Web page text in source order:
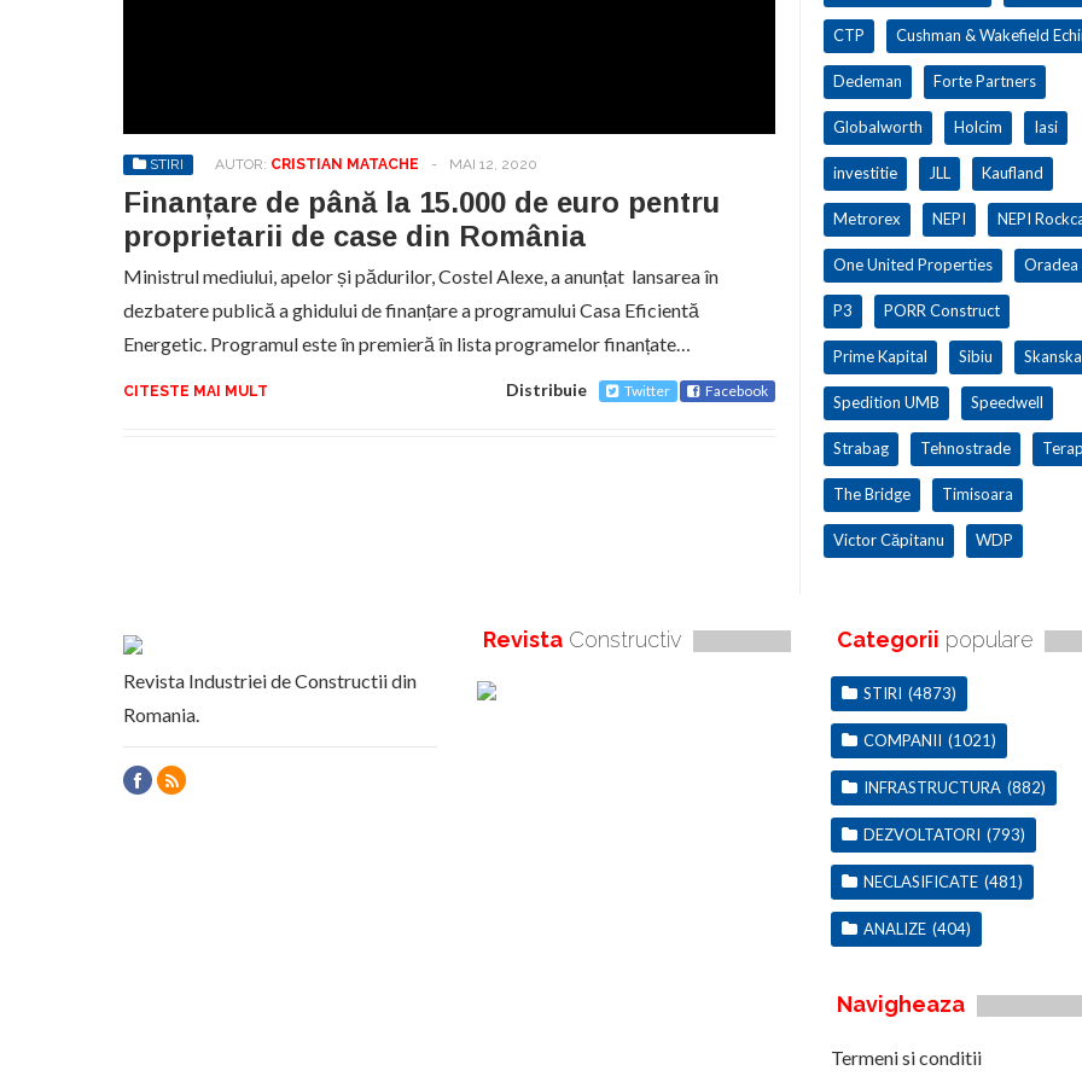
STIRI AUTOR: CRISTIAN MATACHE - MAI 12, 2020
Finanțare de până la 15.000 de euro pentru
proprietarii de case din România
Ministrul mediului, apelor și pădurilor, Costel Alexe, a anunțat lansarea în
dezbatere publică a ghidului de finanțare a programului Casa Eficientă
Energetic. Programul este în premieră în lista programelor finanțate…
CITESTE MAI MULT Distribuie Twitter Facebook
CTP Cushman & Wakefield
Dedeman Forte Partners
Globalworth Holcim Iasi
investitie JLL Kaufland
Metrorex NEPI NEPI
One United Properties Oradea
P3 PORR Construct
Prime Kapital Sibiu Skanska
Spedition UMB Speedwell
Strabag Tehnostrade
The Bridge Timisoara
Victor Căpitanu WDP
Revista Industriei de Constructii din
Romania.
Revista Constructiv Categorii populare
STIRI (4873)
COMPANII (1021)
INFRASTRUCTURA (882)
DEZVOLTATORI (793)
NECLASIFICATE (481)
ANALIZE (404)
Navigheaza
Termeni si conditii